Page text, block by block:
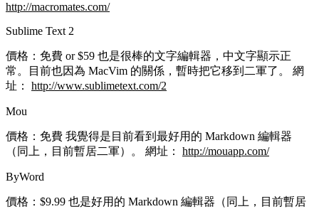
http://macromates.com/
Sublime Text 2
價格：免費 or $59 也是很棒的文字編輯器，中文字顯示正
常。目前也因為 MacVim 的關係，暫時把它移到二軍了。 網
址： http://www.sublimetext.com/2
Mou
價格：免費 我覺得是目前看到最好用的 Markdown 編輯器
（同上，目前暫居二軍）。 網址： http://mouapp.com/
ByWord
價格：$9.99 也是好用的 Markdown 編輯器（同上，目前暫居